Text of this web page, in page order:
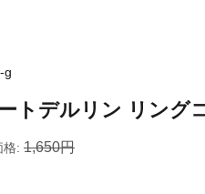
g
トデルリン リング
格: 1,650